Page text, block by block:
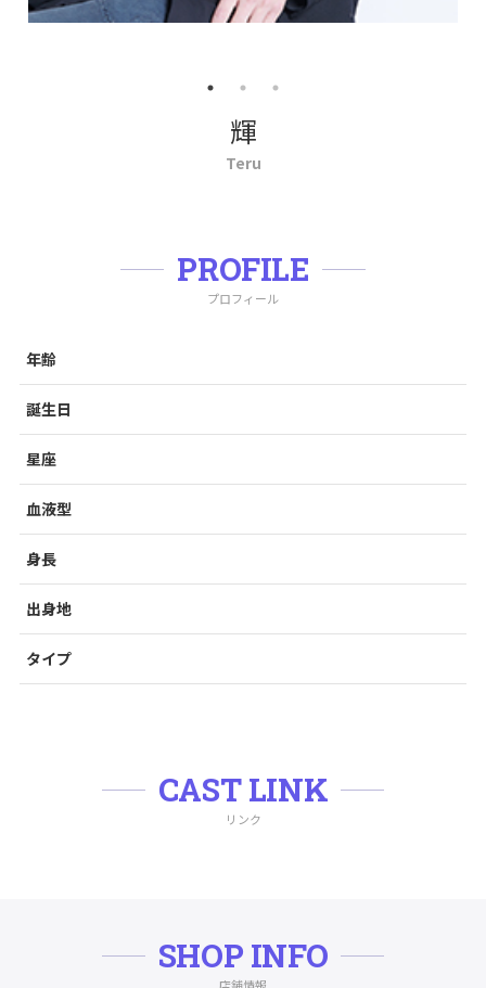
輝
Teru
PROFILE
プロフィール
年齢
誕生日
星座
血液型
身長
出身地
タイプ
CAST LINK
リンク
SHOP INFO